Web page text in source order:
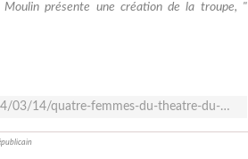
présente une création de la troupe, "
https://www.estrepublicain.fr/culture-loisirs/2024/03/14/quatre-femmes-du-theatre-du-moulin-sur-la-scene-du-centre-culturel-vauban